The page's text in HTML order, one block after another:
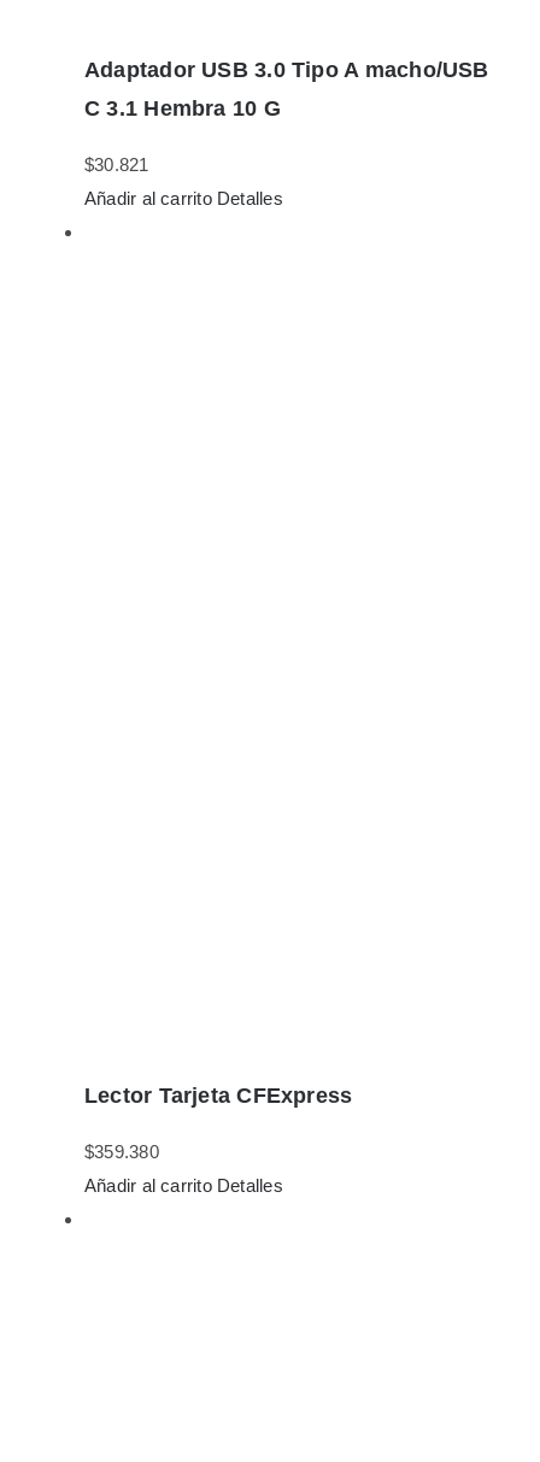
Adaptador USB 3.0 Tipo A macho/USB
C 3.1 Hembra 10 G
$30.821
Añadir al carrito Detalles
Lector Tarjeta CFExpress
$359.380
Añadir al carrito Detalles